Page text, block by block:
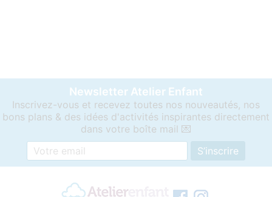
Newsletter Atelier Enfant
Inscrivez-vous et recevez toutes nos nouveautés, nos
bons plans & des idées d'activités inspirantes directement
dans votre boîte mail 💌